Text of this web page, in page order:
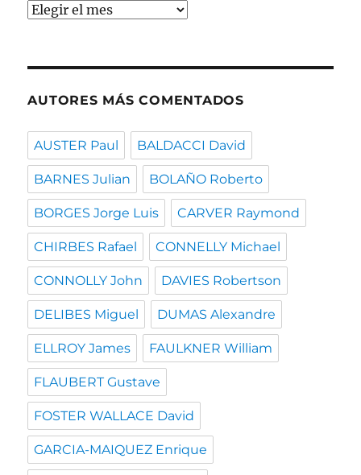
Buscar
AUTORES MÁS COMENTADOS
AUSTER Paul BALDACCI David
BARNES Julian BOLAÑO Roberto
BORGES Jorge Luis CARVER Raymond
CHIRBES Rafael CONNELLY Michael
CONNOLLY John DAVIES Robertson
DELIBES Miguel DUMAS Alexandre
ELLROY James FAULKNER William
FLAUBERT Gustave
FOSTER WALLACE David
GARCIA-MAIQUEZ Enrique